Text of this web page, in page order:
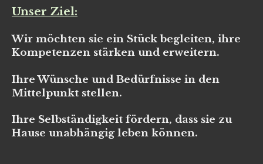
Unser Ziel:
Wir möchten sie ein Stück begleiten, ihre
Kompetenzen stärken und erweitern.
Ihre Wünsche und Bedürfnisse in den
Mittelpunkt stellen.
Ihre Selbständigkeit fördern, dass sie zu
Hause unabhängig leben können.